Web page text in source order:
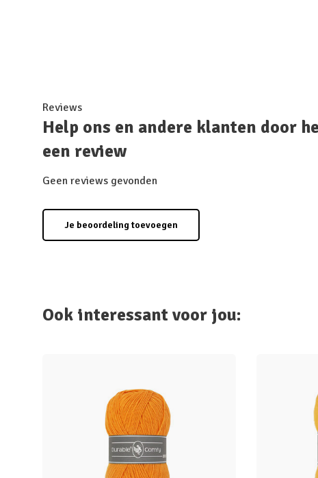
Reviews
Help ons en andere klanten door
een review
Geen reviews gevonden
Je beoordeling toevoegen
Ook interessant voor jou: